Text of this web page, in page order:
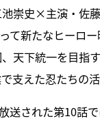
崇史×主演・佐
て新たなヒーロ
天下統一を目指
支えた忍たちの
送された第10話